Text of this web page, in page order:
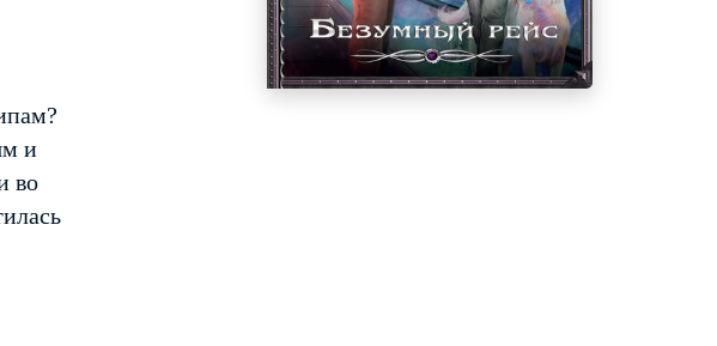
и
во